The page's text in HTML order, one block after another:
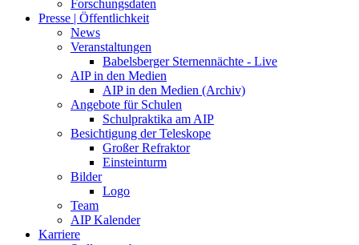
Forschungsdaten
Presse | Öffentlichkeit
News
Veranstaltungen
Babelsberger Sternennächte - Live
AIP in den Medien
AIP in den Medien (Archiv)
Angebote für Schulen
Schulpraktika am AIP
Besichtigung der Teleskope
Großer Refraktor
Einsteinturm
Bilder
Logo
Team
AIP Kalender
Karriere